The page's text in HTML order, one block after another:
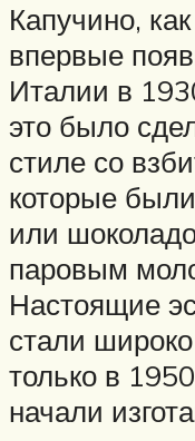
Капучино,
впервые
Италии в
это было
стиле со
которые
или
паровым
Настоящие
стали
только в
начали